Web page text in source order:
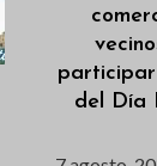
del Día